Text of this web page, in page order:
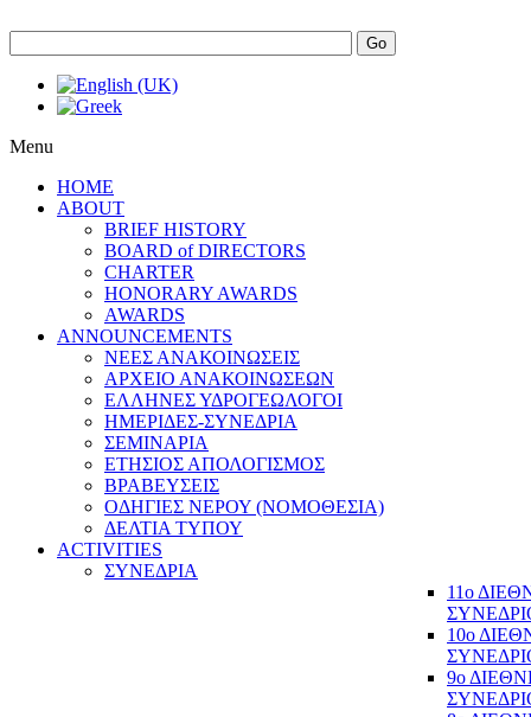
Go
Menu
HOME
ABOUT
BRIEF HISTORY
BOARD of DIRECTORS
CHARTER
HONORARY AWARDS
AWARDS
ANNOUNCEMENTS
ΝΕΕΣ ΑΝΑΚΟΙΝΩΣΕΙΣ
ΑΡΧΕΙΟ ΑΝΑΚΟΙΝΩΣΕΩΝ
ΕΛΛΗΝΕΣ ΥΔΡΟΓΕΩΛΟΓΟΙ
ΗΜΕΡΙΔΕΣ-ΣΥΝΕΔΡΙΑ
ΣΕΜΙΝΑΡΙΑ
ΕΤΗΣΙΟΣ ΑΠΟΛΟΓΙΣΜΟΣ
ΒΡΑΒΕΥΣΕΙΣ
ΟΔΗΓΙΕΣ ΝΕΡΟΥ (ΝΟΜΟΘΕΣΙΑ)
ΔΕΛΤΙΑ ΤΥΠΟΥ
ACTIVITIES
ΣΥΝΕΔΡΙΑ
11ο
10ο
9ο